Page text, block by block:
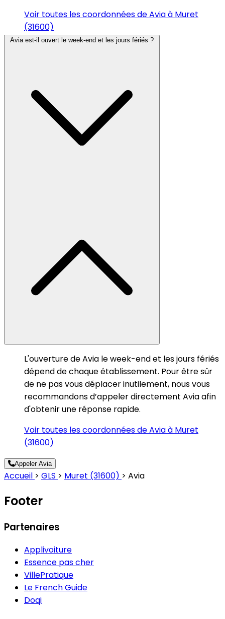
Voir toutes les coordonnées de Avia à Muret
(31600)
Avia est-il ouvert le week-end et les jours fériés ?
L'ouverture de Avia le week-end et les jours fériés
dépend de chaque établissement. Pour être sûr
de ne pas vous déplacer inutilement, nous vous
recommandons d’appeler directement Avia afin
d'obtenir une réponse rapide.
Voir toutes les coordonnées de Avia à Muret
(31600)
Appeler Avia
Accueil > GLS > Muret (31600) > Avia
Footer
Partenaires
Applivoiture
Essence pas cher
VillePratique
Le French Guide
Doqi